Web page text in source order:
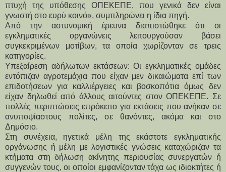
πτυχή της υπόθεσης ΟΠΕΚΕΠΕ, που γενικά δεν είναι
γνωστή στο ευρύ κοινό», συμπληρώνει η ίδια πηγή.
Από την αστυνομική έρευνα διαπιστώθηκε ότι οι
εγκληματικές οργανώνεις λειτουργούσαν βάσει
συγκεκριμένων μοτίβων, τα οποία χωρίζονταν σε τρεις
κατηγορίες.
Υπεξαίρεση αδήλωτων εκτάσεων: Οι εγκληματικές ομάδες
εντόπιζαν αγροτεμάχια που είχαν μεν δικαιώματα επί των
επιδοτήσεων για καλλιέργειες και βοσκοπότια όμως δεν
είχαν δηλωθεί από άλλους αιτούντες στον ΟΠΕΚΕΠΕ. Σε
πολλές περιπτώσεις επρόκειτο για εκτάσεις που ανήκαν σε
ανυποψίαστους πολίτες, σε θανόντες, ακόμα και στο
Δημόσιο.
Στη συνέχεια, ηγετικά μέλη της εκάστοτε εγκληματικής
οργάνωσης ή μέλη με λογιστικές γνώσεις καταχώριζαν τα
κτήματα στη δήλωση ακίνητης περιουσίας συνεργατών ή
συγγενών τους, οι οποίοι εμφανίζονταν τάχα ως ιδιοκτήτες ή